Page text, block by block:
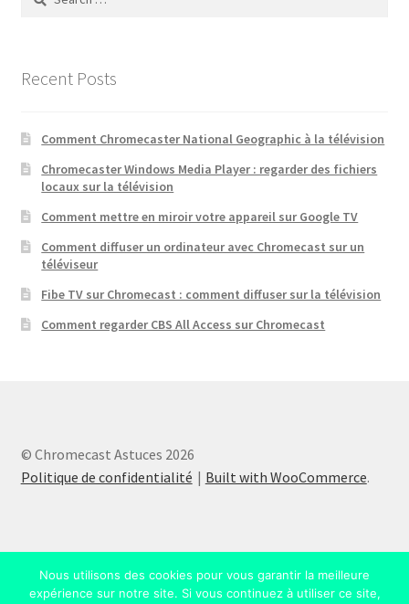
Recent Posts
Comment Chromecaster National Geographic à la télévision
Chromecaster Windows Media Player : regarder des fichiers
locaux sur la télévision
Comment mettre en miroir votre appareil sur Google TV
Comment diffuser un ordinateur avec Chromecast sur un
téléviseur
Fibe TV sur Chromecast : comment diffuser sur la télévision
Comment regarder CBS All Access sur Chromecast
© Chromecast Astuces 2026
Politique de confidentialité
Built with WooCommerce.
Nous utilisons des cookies pour vous garantir la meilleure
expérience sur notre site. Si vous continuez à utiliser ce site,